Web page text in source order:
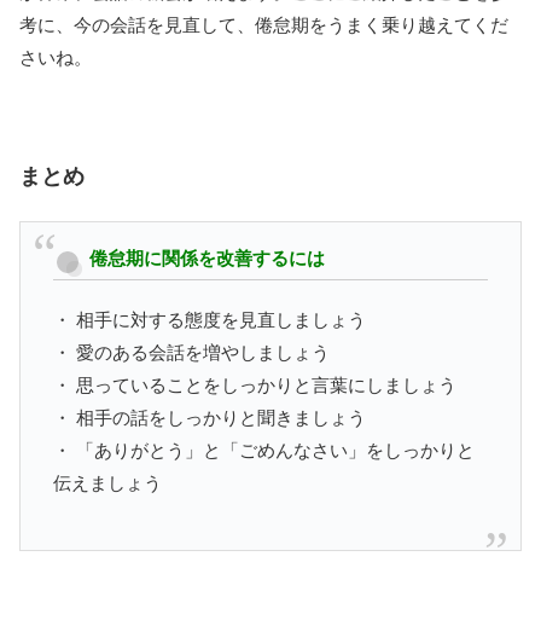
考に、今の会話を見直して、倦怠期をうまく乗り越えてくだ
さいね。
まとめ
倦怠期に関係を改善するには
・ 相手に対する態度を見直しましょう
・ 愛のある会話を増やしましょう
・ 思っていることをしっかりと言葉にしましょう
・ 相手の話をしっかりと聞きましょう
・ 「ありがとう」と「ごめんなさい」をしっかりと
伝えましょう